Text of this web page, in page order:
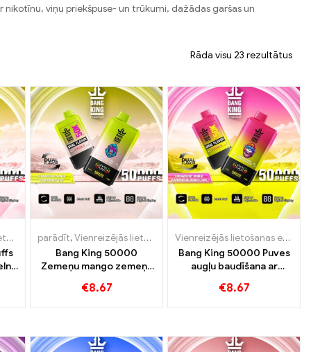
viņu priekšpuse- un trūkumi, dažādas garšas un
Rāda visu 23 rezultātus
,Vienreizējās lietošanas e-cigaretes Slovākija,Vienreizējās
Vienreizējās lietošanas e-cigaretes
Vienreizējās lietošanas e-
,Vienreizējās lietošanas e-cigaretes
parādīt,Vienreizējās lietošanas e-cigarete ar nikotīnu ,
Bang King 50000
Zemeņu mango zemeņu
intensīvai tvaika
€8.67
Vienreizējās lietošanas e-cigarete ar nikotīnu
Bang King 50000 Puves
augļu baudīšana ar
arbūzu burbuļa gumiju
€8.67